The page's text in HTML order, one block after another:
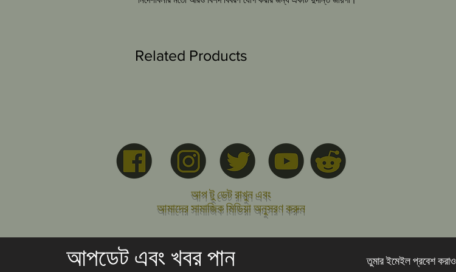
Related Products
আপ টু ডেট রাখুন এবং
আমাদের সামাজিক মিডিয়া অনুসরণ করুন
আপডেট এবং খবর পান তুমার ইমেইল প্রবেশ করাও